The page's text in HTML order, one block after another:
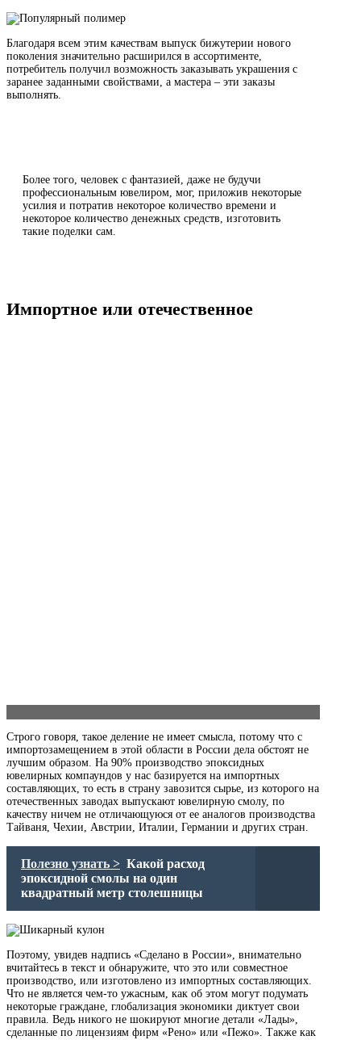
Благодаря всем этим качествам выпуск бижутерии нового
поколения значительно расширился в ассортименте,
потребитель получил возможность заказывать украшения с
заранее заданными свойствами, а мастера – эти заказы
выполнять.
Более того, человек с фантазией, даже не будучи
профессиональным ювелиром, мог, приложив некоторые
усилия и потратив некоторое количество времени и
некоторое количество денежных средств, изготовить
такие поделки сам.
Импортное или отечественное
Строго говоря, такое деление не имеет смысла, потому что с
импортозамещением в этой области в России дела обстоят не
лучшим образом. На 90% производство эпоксидных
ювелирных компаундов у нас базируется на импортных
составляющих, то есть в страну завозится сырье, из которого на
отечественных заводах выпускают ювелирную смолу, по
качеству ничем не отличающуюся от ее аналогов производства
Тайваня, Чехии, Австрии, Италии, Германии и других стран.
Полезно узнать > Какой расход
эпоксидной смолы на один
квадратный метр столешницы
Поэтому, увидев надпись «Сделано в России», внимательно
вчитайтесь в текст и обнаружите, что это или совместное
производство, или изготовлено из импортных составляющих.
Что не является чем-то ужасным, как об этом могут подумать
некоторые граждане, глобализация экономики диктует свои
правила. Ведь никого не шокируют многие детали «Лады»,
сделанные по лицензиям фирм «Рено» или «Пежо». Также как